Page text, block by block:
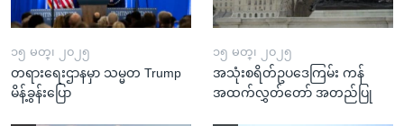
၁၅ မတ္၊ ၂၀၂၅
တရားရေးဌာနမှာ သမ္မတ Trump
မိန့်ခွန်းပြော
၁၅ မတ္၊ ၂၀၂၅
အသုံးစရိတ်ဥပဒေကြမ်း ကန်
အထက်လွှတ်တော် အတည်ပြု